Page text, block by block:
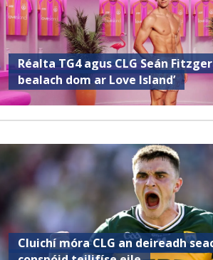
Réalta TG4 agus CLG Seán
bealach dom ar Love Island’
Cluichí móra CLG an deireadh